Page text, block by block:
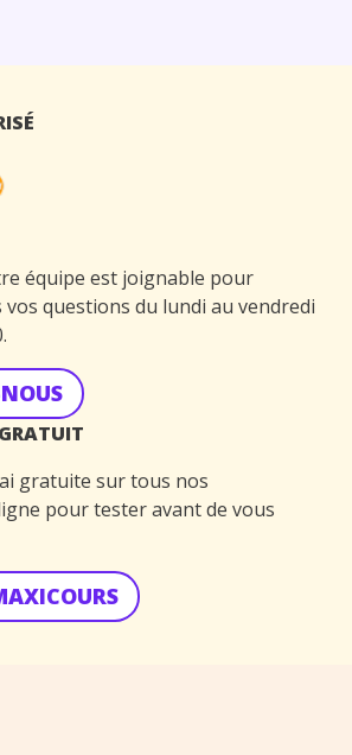
équipe est joignable pour
questions du lundi au vendredi
gratuite sur tous nos
pour tester avant de vous